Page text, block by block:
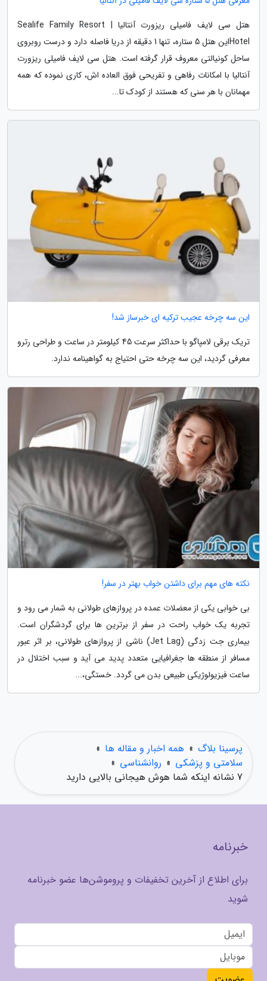
هتل سی لایف فامیلی ریزورت آنتالیا | Sealife Family Resort
Hotelاین هتل 5 ستاره، تنها 1 دقیقه از دریا فاصله دارد و درست روبروی
ساحل کونیالتی معروف قرار گرفته است. هتل سی لایف فامیلی ریزورت
آنتالیا با امکانات رفاهی و تفریحی فوق العاده اش، کاری نموده که همه
مهمانان با هر سنی که هستند از کودک تا...
این سه چرخه عجیب ترکیه ای خبرساز شد!
تریک برقی لامپاگو با حداکثر سرعت 45 کیلومتر در ساعت و طراحی رترو
معرفی گردید، این سه چرخه حتی احتیاج به گواهینامه ندارد.
نکته های مهم برای داشتن خواب بهتر در سفر!
بی خوابی یکی از معضلات عمده در پروازهای طولانی به شمار می رود و
تجربه یک خواب راحت در سفر از برترین ها برای گردشگران است.
بیماری جت زدگی (Jet Lag) ناشی از پروازهای طولانی، بر اثر عبور
مسافر از منطقه ها جغرافیایی متعدد پدید می آید و سبب اختلال در
ساعت فیزیولوژیکی طبیعی بدن می گردد. خستگی،...
پرسینا بلاگ » همه اخبار و مقاله ها »
سلامتی و پزشکی » روانشناسی »
7 نشانه اینکه شما هوش هیجانی بالایی دارید
خبرنامه
برای اطلاع از آخرین تخفیفات و پروموشن‌ها عضو خبرنامه
شوید